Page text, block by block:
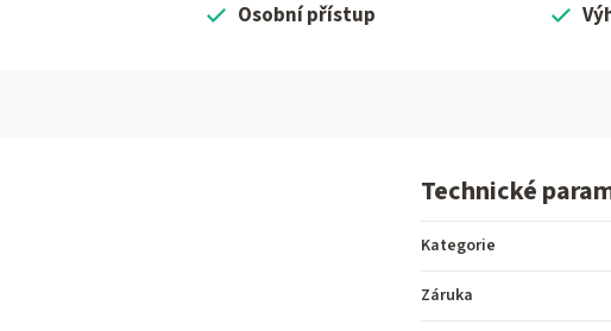
Osobní přístup
Technické
Kategorie
Záruka